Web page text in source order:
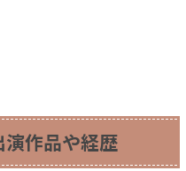
演作品や経歴